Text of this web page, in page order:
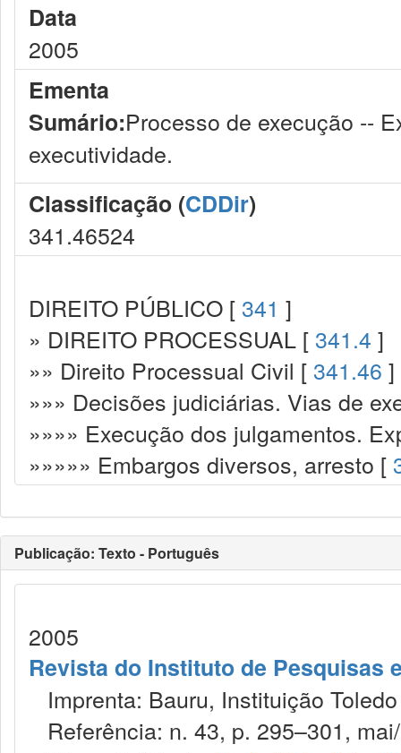
Data
2005
Ementa
Sumário:Processo de execução --
executividade.
Classificação (CDDir)
341.46524
DIREITO PÚBLICO [ 341 ]
» DIREITO PROCESSUAL [ 341.4 ]
»» Direito Processual Civil [ 341.46 ]
»»» Decisões judiciárias. Vias de
»»»» Execução dos julgamentos.
»»»»» Embargos diversos, arresto [
Publicação: Texto - Português
2005
Revista do Instituto de Pesquisas
Imprenta: Bauru, Instituição
Referência: n. 43, p. 295–301,